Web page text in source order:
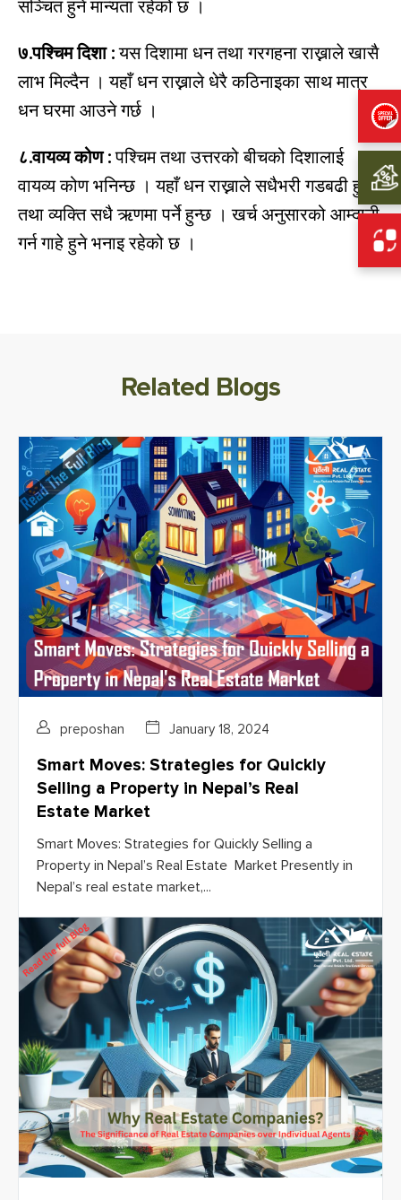
सञ्चित हुने मान्यता रहेको छ ।
७.पश्चिम दिशा :यस दिशामा धन तथा गरगहना राख्नाले खासै
लाभ मिल्दैन । यहाँ धन राख्नाले धेरै कठिनाइका साथ मात्र
धन घरमा आउने गर्छ ।
८.वायव्य कोण :पश्चिम तथा उत्तरको बीचको दिशालाई
वायव्य कोण भनिन्छ । यहाँ धन राख्नाले सधैभरी गडबढी हुने
तथा व्यक्ति सधै ऋणमा पर्ने हुन्छ । खर्च अनुसारको आम्दानी
गर्न गाहे हुने भनाइ रहेको छ ।
Related Blogs
preposhan January 18, 2024
Smart Moves: Strategies for Quickly
Selling a Property in Nepal’s Real
Estate Market
Smart Moves: Strategies for Quickly Selling a
Property in Nepal’s Real Estate Market Presently in
Nepal’s real estate market,...